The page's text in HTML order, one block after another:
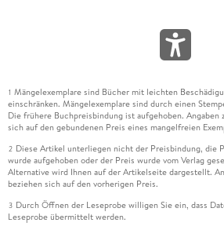
1 Mängelexemplare sind Bücher mit leichten
einschränken. Mängelexemplare sind durch einen
Die frühere Buchpreisbindung ist aufgehoben. Angaben
sich auf den gebundenen Preis eines mangelfreien
2 Diese Artikel unterliegen nicht der Preisbindung, die
wurde aufgehoben oder der Preis wurde vom Verlag
Alternative wird Ihnen auf der Artikelseite dargestellt.
beziehen sich auf den vorherigen Preis.
3 Durch Öffnen der Leseprobe willigen Sie ein, dass
Leseprobe übermittelt werden.